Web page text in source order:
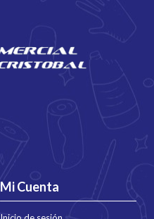
Mi Cuenta